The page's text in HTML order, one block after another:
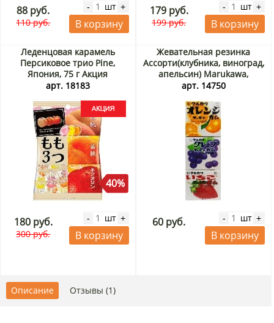
88 руб.
110 руб.
- шт +
В корзину
179 руб.
199 руб.
- шт +
В корзину
Леденцовая карамель
Персиковое трио Pine,
Япония, 75 г Акция
арт. 18183
40%
180 руб.
300 руб.
- шт +
В корзину
Жевательная резинка
Ассорти(клубника, виноград,
апельсин) Marukawa,
Япония 3 шт
арт. 14750
60 руб. - шт +
В корзину
Описание Отзывы (1)